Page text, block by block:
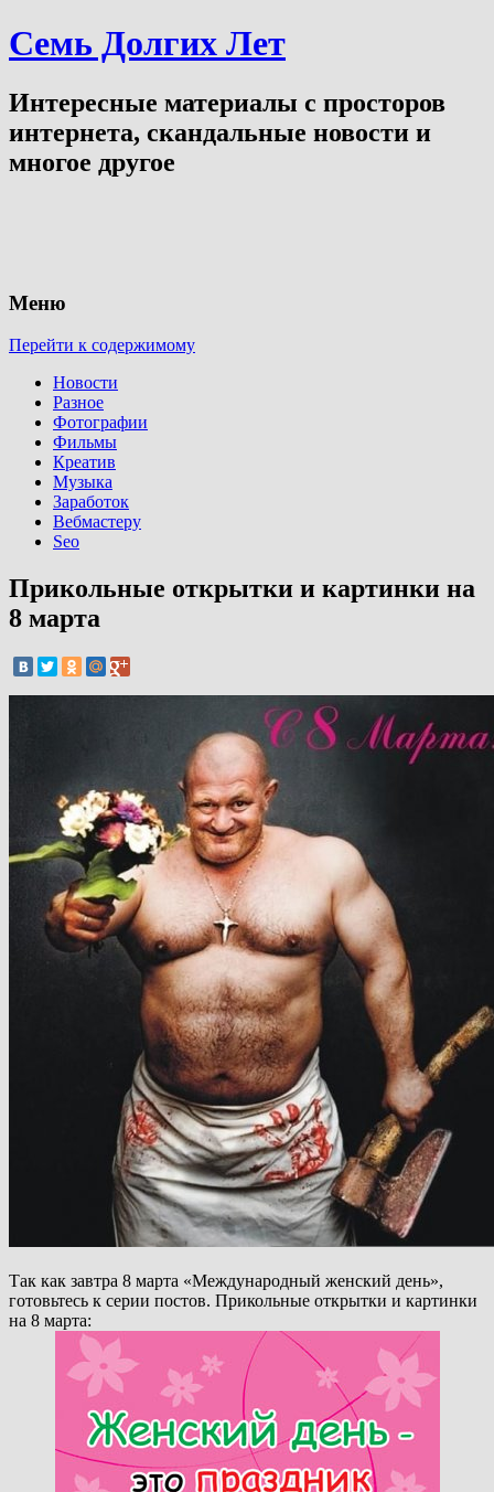
Семь Долгих Лет
Интересные материалы с просторов
интернета, скандальные новости и
многое другое
Меню
Перейти к содержимому
Новости
Разное
Фотографии
Фильмы
Креатив
Музыка
Заработок
Вебмастеру
Seo
Прикольные открытки и картинки на
8 марта
Так как завтра 8 марта «Международный женский день»,
готовьтесь к серии постов. Прикольные открытки и картинки
на 8 марта: